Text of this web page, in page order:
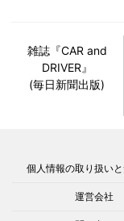
雑誌『CAR and
DRIVER』
(毎日新聞出版)
個人情報の取り扱い
運営会社